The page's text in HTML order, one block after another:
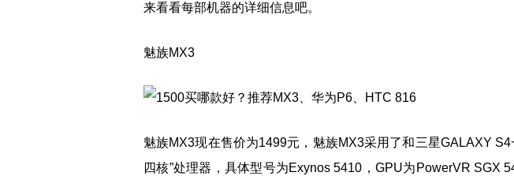
来看看每部机器的详细信息吧。
魅族MX3
魅族MX3现在售价为1499元，魅族MX3采用了和三星GALAXY S4
四核”处理器，具体型号为Exynos 5410，GPU为PowerVR SGX